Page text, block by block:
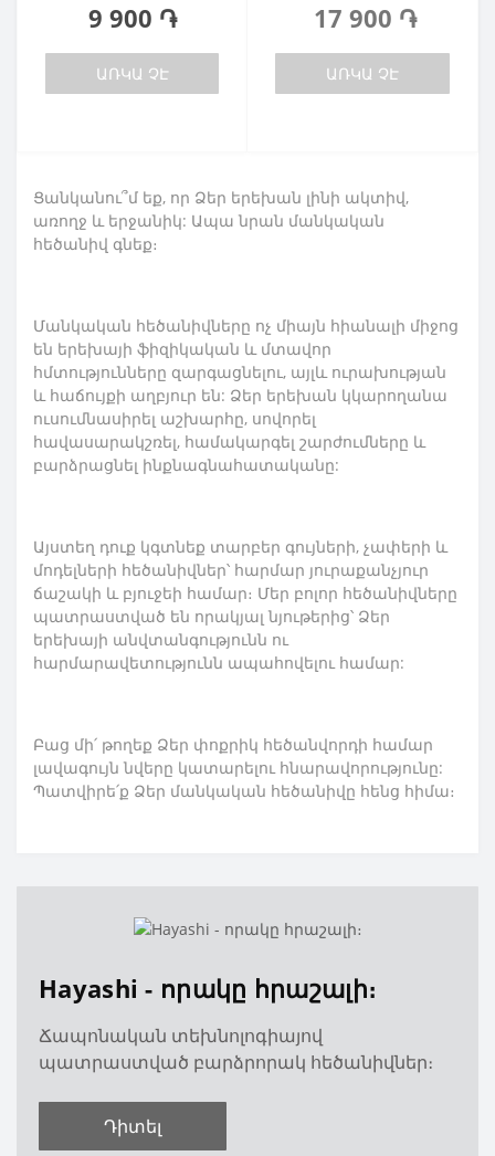
9 900 ֏
ԱՌԿԱ ՉԷ
17 900 ֏
ԱՌԿԱ ՉԷ
Ցանկանու՞մ եք, որ Ձեր երեխան լինի ակտիվ,
առողջ և երջանիկ: Ապա նրան մանկական
հեծանիվ գնեք։
Մանկական հեծանիվները ոչ միայն հիանալի միջոց
են երեխայի ֆիզիկական և մտավոր
հմտությունները զարգացնելու, այլև ուրախության
և հաճույքի աղբյուր են: Ձեր երեխան կկարողանա
ուսումնասիրել աշխարհը, սովորել
հավասարակշռել, համակարգել շարժումները և
բարձրացնել ինքնագնահատականը:
Այստեղ դուք կգտնեք տարբեր գույների, չափերի և
մոդելների հեծանիվներ՝ հարմար յուրաքանչյուր
ճաշակի և բյուջեի համար։ Մեր բոլոր հեծանիվները
պատրաստված են որակյալ նյութերից՝ Ձեր
երեխայի անվտանգությունն ու
հարմարավետությունն ապահովելու համար:
Բաց մի՛ թողեք Ձեր փոքրիկ հեծանվորդի համար
լավագույն նվերը կատարելու հնարավորությունը:
Պատվիրե՛ք Ձեր մանկական հեծանիվը հենց հիմա։
Hayashi - որակը հրաշալի։
Ճապոնական տեխնոլոգիայով
պատրաստված բարձրորակ հեծանիվներ։
Դիտել